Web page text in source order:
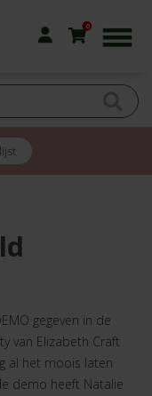
0
gegeven in de
van Elizabeth Craft
al het moois laten
demo heeft Natalie